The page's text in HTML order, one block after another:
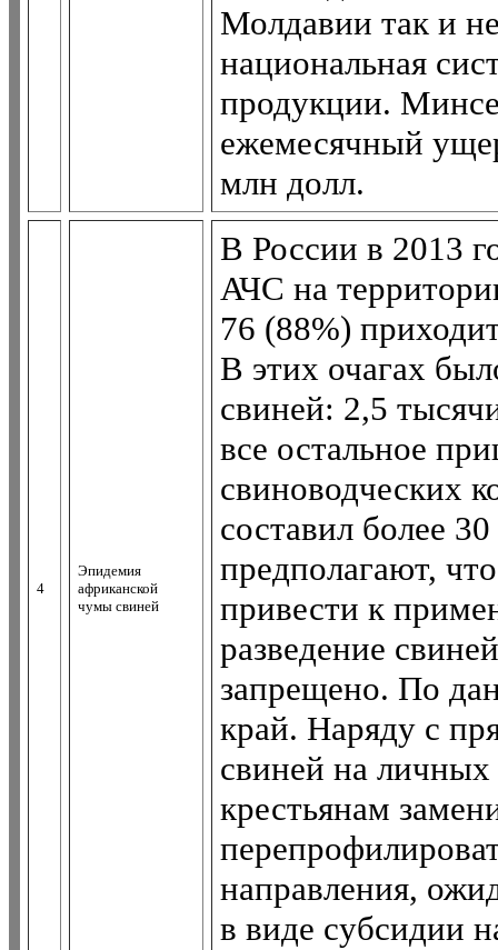
Молдавии так и
национальная
продукции.
ежемесячный
млн долл.
4
Эпидемия
африканской
чумы свиней
В России в 2013
АЧС на
76 (88%)
В этих очагах
свиней: 2,5
все остальное
свиноводческих
составил более
предполагают,
привести к
разведение
запрещено. По
край. Наряду с
свиней на личных
крестьянам
направления,
в виде субсидии